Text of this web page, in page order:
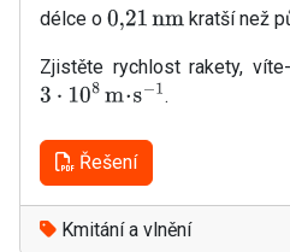
délce o 0,21nm kratší než
Zjistěte rychlost rakety,
3 108m ⋅s−1 .
Řešení
Kmitání a vlnění